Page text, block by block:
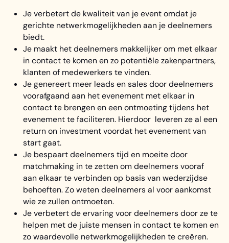
Je verbetert de kwaliteit van je event omdat je
gerichte netwerkmogelijkheden aan je deelnemers
biedt.
Je maakt het deelnemers makkelijker om met elkaar
in contact te komen en zo potentiële zakenpartners,
klanten of medewerkers te vinden.
Je genereert meer leads en sales door deelnemers
voorafgaand aan het evenement met elkaar in
contact te brengen en een ontmoeting tijdens het
evenement te faciliteren. Hierdoor leveren ze al een
return on investment voordat het evenement van
start gaat.
Je bespaart deelnemers tijd en moeite door
matchmaking in te zetten om deelnemers vooraf
aan elkaar te verbinden op basis van wederzijdse
behoeften. Zo weten deelnemers al voor aankomst
wie ze zullen ontmoeten.
Je verbetert de ervaring voor deelnemers door ze te
helpen met de juiste mensen in contact te komen en
zo waardevolle netwerkmogelijkheden te creëren.